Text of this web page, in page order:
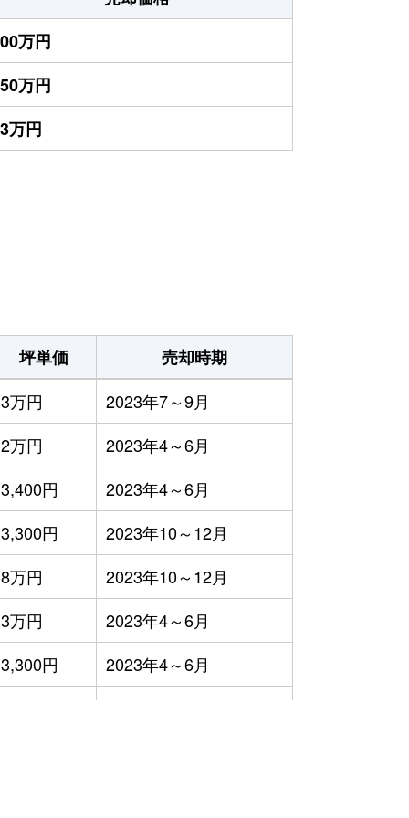
万円
万円
万円
坪単価
売却時期
3万円
2023年7～9月
2万円
2023年4～6月
3,400円
2023年4～6月
3,300円
2023年10～12月
8万円
2023年10～12月
3万円
2023年4～6月
3,300円
2023年4～6月